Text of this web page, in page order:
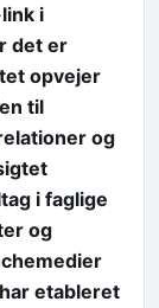
i
det er
opvejer
til
og
i faglige
og
etableret